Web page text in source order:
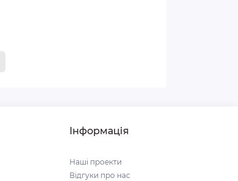
Інформація
Наші проекти
Відгуки про нас